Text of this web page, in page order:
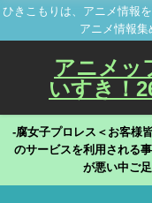
ひきこもりは、アニメ情報
アニメ情報集
アニメッ
いすき！
-腐女子プロレス＜お客様
のサービスを利用される
が悪い中ご